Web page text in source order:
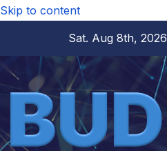
Skip to content
Sat. Aug 8th, 2026